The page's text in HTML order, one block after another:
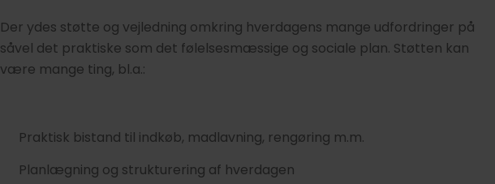
​Der ydes støtte og vejledning omkring hverdagens mange udfordringer på
såvel det praktiske som det følelsesmæssige og sociale plan. Støtten kan
være mange ting, bl.a.:
Praktisk bistand til indkøb, madlavning, rengøring m.m.​
Planlægning og strukturering af hverdagen